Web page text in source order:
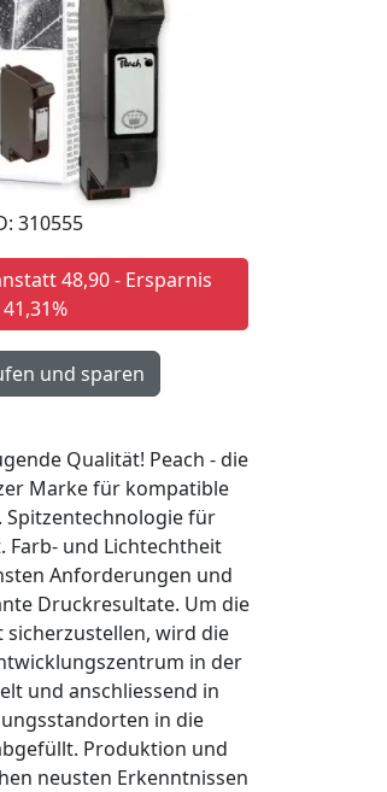
310555
48,90 - Ersparnis
41,31%
Qualität! Peach - die
Marke für kompatible
für
Farb- und Lichtechtheit
Anforderungen und
Druckresultate. Um die
sicherzustellen, wird die
in der
und anschliessend in
in die
Produktion und
neusten Erkenntnissen